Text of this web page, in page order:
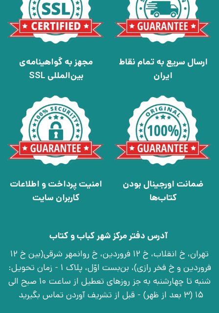
ارسال سریع به تمام نقاط
ایران
مجهز به گواهینامه‌ی
بین‌المللی SSL
ضمانت اورجینال بودن
کتاب‌ها
امنیت پرداخت و اطلاعات
کاربران سایت
آدرس دفتر مرکز شهر کباب و کتاب
تهران، خ انقلاب، خ 12 فروردین، خ روانمهر شرقی(بین خ 12
فروردین و خ فخر رازی)، بن‌بست اوّل، پلاک 1 - زمان تحویل:
شنبه تا چهارشنبه به جز روزهای تعطیل از ساعت 10 صبح الی
15 (3 بعد از ظهر) - قبل از تشریف آوردن تماس بگیرید